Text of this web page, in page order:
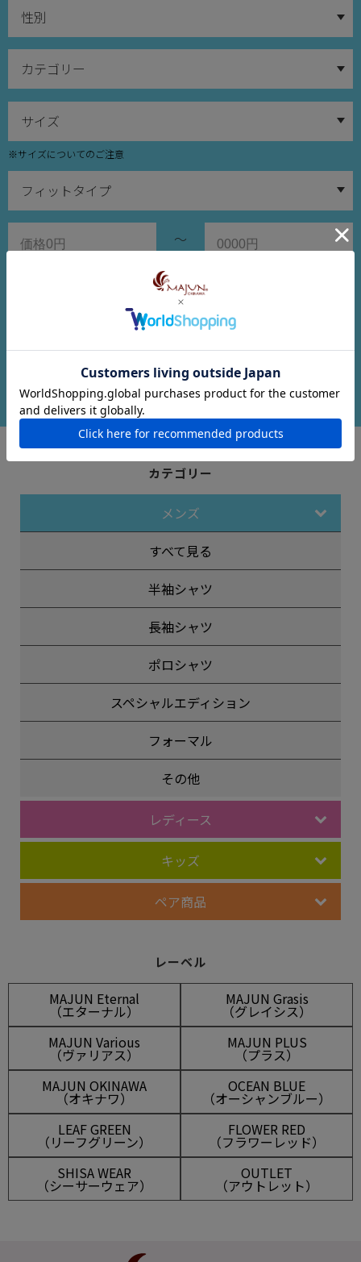
※サイズについてのご注意
～
在庫ありのみ検索
検索する
カテゴリー
メンズ
すべて見る
半袖シャツ
長袖シャツ
ポロシャツ
スペシャルエディション
フォーマル
その他
レディース
キッズ
ペア商品
レーベル
MAJUN Eternal
（エターナル）
MAJUN Grasis
（グレイシス）
MAJUN Various
（ヴァリアス）
MAJUN PLUS
（プラス）
MAJUN OKINAWA
（オキナワ）
OCEAN BLUE
（オーシャンブルー）
LEAF GREEN
（リーフグリーン）
FLOWER RED
（フラワーレッド）
SHISA WEAR
（シーサーウェア）
OUTLET
（アウトレット）